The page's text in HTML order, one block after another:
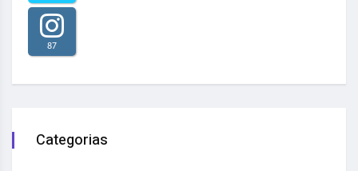
87
Categorias